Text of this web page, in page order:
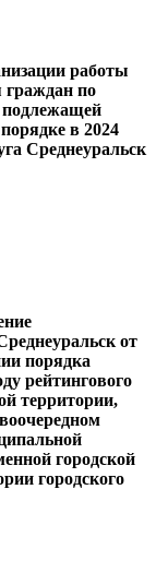
работы
граждан по
подлежащей
в 2024
Среднеуральск
от
порядка
рейтингового
территории,
городской
городского